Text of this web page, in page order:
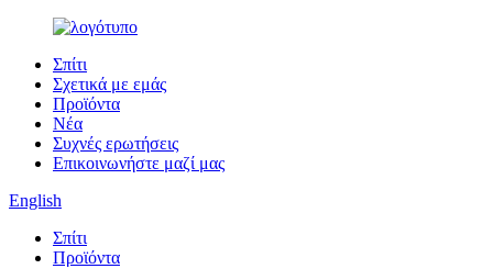
Σπίτι
Σχετικά με εμάς
Προϊόντα
Νέα
Συχνές ερωτήσεις
Επικοινωνήστε μαζί μας
English
Σπίτι
Προϊόντα